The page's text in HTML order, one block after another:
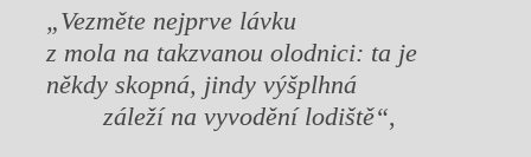
„Vezměte nejprve lávku
z mola na takzvanou olodnici: ta je
někdy skopná, jindy výšplhná
záleží na vyvodění lodiště“,